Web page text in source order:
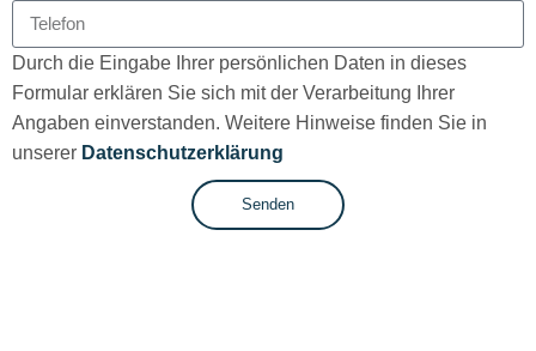
Durch die Eingabe Ihrer persönlichen Daten in dieses
Formular erklären Sie sich mit der Verarbeitung Ihrer
Angaben einverstanden. Weitere Hinweise finden Sie in
unserer Datenschutzerklärung
Senden